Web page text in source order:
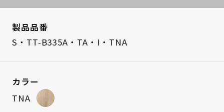
製品品番
S・TT-B335A・TA・I・TNA
カラー
TNA